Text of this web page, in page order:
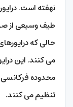
طیف وسیعی از
حالی که
می کنند. این
تنظیم می کنند.